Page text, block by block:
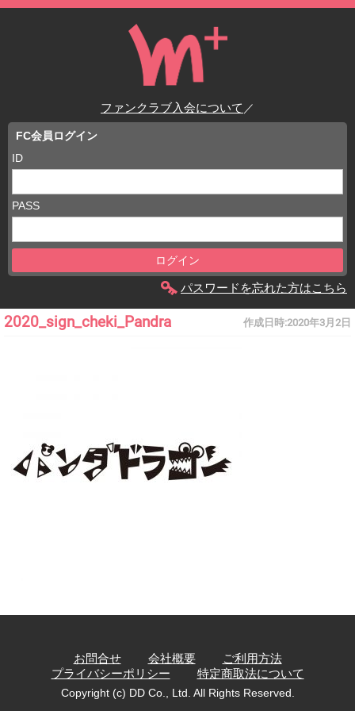
ファンクラブ入会について ／
FC会員ログイン
ID
PASS
パスワードを忘れた方はこちら
作成日時:2020年3月2日
2020_sign_cheki_Pandra
お問合せ 会社概要
ご利用方法
プライバシーポリシー
特定商取法について
Copyright (c) DD Co., Ltd. All Rights Reserved.